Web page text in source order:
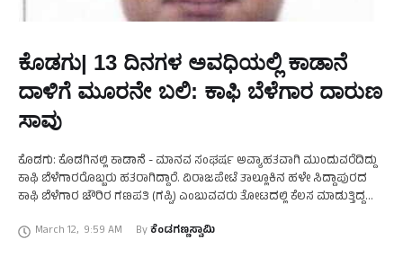
ಕೊಡಗು| 13 ದಿನಗಳ ಅವಧಿಯಲ್ಲಿ ಕಾಡಾನೆ
ದಾಳಿಗೆ ಮೂರನೇ ಬಲಿ: ಕಾಫಿ ಬೆಳೆಗಾರ ದಾರುಣ
ಸಾವು
ಕೊಡಗು: ಕೊಡಗಿನಲ್ಲಿ ಕಾಡಾನೆ - ಮಾನವ ಸಂಘರ್ಷ ಅವ್ಯಾಹತವಾಗಿ ಮುಂದುವರೆದಿದ್ದು
ಕಾಫಿ ಬೆಳೆಗಾರರೊಬ್ಬರು ಹತರಾಗಿದ್ದಾರೆ. ವಿರಾಜಪೇಟೆ ತಾಲ್ಲೂಕಿನ ಹಳೇ ಸಿದ್ದಾಪುರದ
ಕಾಫಿ ಬೆಳೆಗಾರ ಚೌರಿರ ಗಣಪತಿ (ಗಪ್ಪಿ) ಎಂಬುವವರು ತೋಟದಲ್ಲಿ ಕೆಲಸ ಮಾಡುತ್ತಿದ್ದ
March 12, 9:59 AM By ಕೆಂಡಗಣ್ಣಸ್ವಾಮಿ